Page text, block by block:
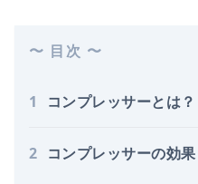
〜 目次 〜
1 コンプレッサーとは？
2 コンプレッサーの効